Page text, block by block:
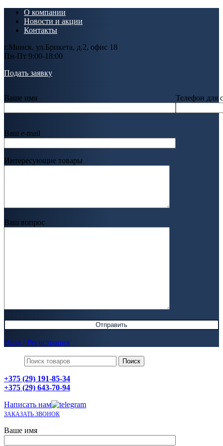
О компании
Новости и акции
Контакты
г.Минск, ул.Брикета, д.2, офис 18
Пн-Пт 9:00-18:00
Подать заявку
Ваше имя Телефон для
Ваш e-mail
Интересующие товары
Ваш вопрос
Вход / Регистрация
Поиск
+375 (29) 191-85-34
+375 (29) 643-70-94
Написать нам
ЗАКАЗАТЬ ЗВОНОК
Ваше имя